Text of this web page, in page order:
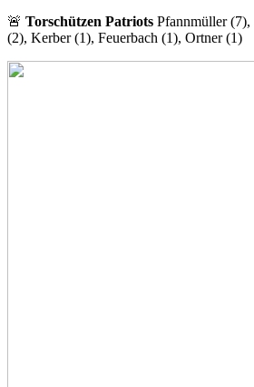
🚨 Torschützen Patriots Pfannmüller (7),
(2), Kerber (1), Feuerbach (1), Ortner (1)